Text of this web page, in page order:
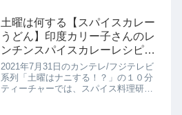
作り方を教えてくれたので詳しく紹介
します。鯖フレークで作...
土曜は何する【スパイスカレー
うどん】印度カリー子さんのレ
ンチンスパイスカレーレシピ。
10分ティーチャー｜7月31日
2021年7月31日のカンテレ/フジテレビ
系列「土曜はナニする！？」の１０分
ティーチャーでは、スパイス料理研究